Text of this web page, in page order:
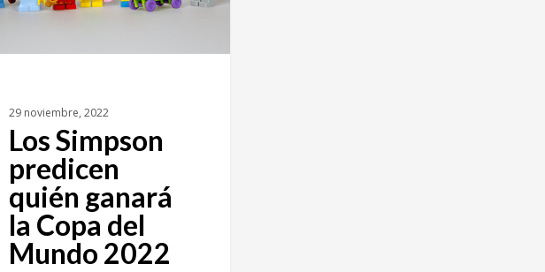
29 noviembre, 2022
Los Simpson
predicen
quién ganará
la Copa del
Mundo 2022